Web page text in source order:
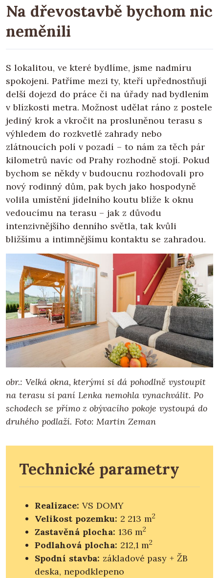
Na dřevostavbě bychom nic
neměnili
S lokalitou, ve které bydlíme, jsme nadmíru
spokojeni. Patříme mezi ty, kteří upřednostňují
delší dojezd do práce či na úřady nad bydlením
v blízkosti metra. Možnost udělat ráno z postele
jediný krok a vkročit na prosluněnou terasu s
výhledem do rozkvetlé zahrady nebo
zlátnoucích polí v pozadí – to nám za těch pár
kilometrů navíc od Prahy rozhodně stojí. Pokud
bychom se někdy v budoucnu rozhodovali pro
nový rodinný dům, pak bych jako hospodyně
volila umístění jídelního koutu blíže k oknu
vedoucímu na terasu – jak z důvodu
intenzivnějšího denního světla, tak kvůli
bližšímu a intimnějšímu kontaktu se zahradou.
obr.: Velká okna, kterými si dá pohodlně vystoupit
na terasu si paní Lenka nemohla vynachválit. Po
schodech se přímo z obývacího pokoje vystoupá do
druhého podlaží. Foto: Martin Zeman
Technické parametry
Realizace: VS DOMY
Velikost pozemku: 2 213 m2
Zastavěná plocha: 136 m2
Podlahová plocha: 212,1 m2
Spodní stavba: základové pasy + ŽB
deska, nepodklepeno